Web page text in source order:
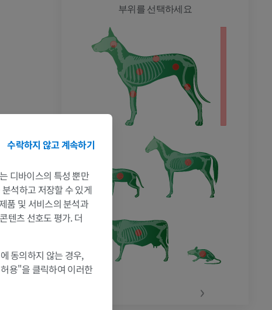
부위를 선택하세요
›
수락하지 않고 계속하기
디바이스의 특성 뿐만
석하고 저장할 수 있게
품 및 서비스의 분석과
텐츠 선호도 평가. 더
동의하지 않는 경우,
용"을 클릭하여 이러한